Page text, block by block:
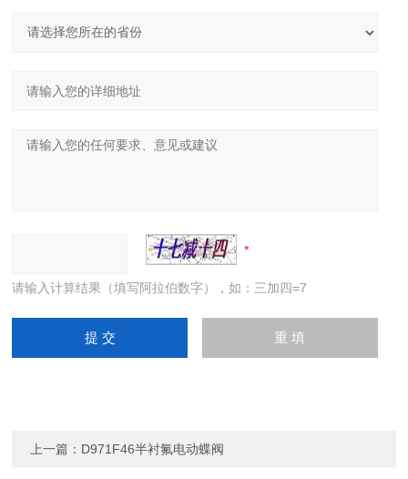
请输入计算结果（填写阿拉伯数字），如：三加四=7
上一篇： D971F46半衬氟电动蝶阀